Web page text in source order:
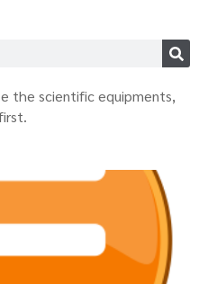
the scientific equipments,